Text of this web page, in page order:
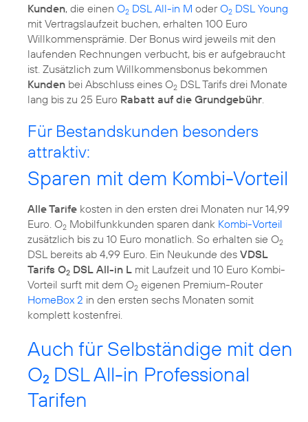
Kunden, die einen O2 DSL All-in M oderO2 DSL Young
mit Vertragslaufzeit buchen, erhalten 100 Euro
Willkommensprämie. Der Bonus wird jeweils mit den
laufenden Rechnungen verbucht, bis er aufgebraucht
ist. Zusätzlich zum Willkommensbonus bekommen
Kunden bei Abschluss eines O2 DSL Tarifs drei Monate
lang bis zu 25 Euro Rabatt auf die Grundgebühr
Für Bestandskunden besonders
attraktiv:
Sparen mit dem Kombi-Vorteil
Alle Tarife kosten in den ersten drei Monaten nur 14,99
Euro. O2 Mobilfunkkunden sparen dank Kombi-Vorteil
zusätzlich bis zu 10 Euro monatlich. So erhalten sie O2
DSL bereits ab 4,99 Euro. Ein Neukunde des VDSL
Tarifs O2 DSL All-in L mit Laufzeit und 10 Euro Kombi-
Vorteil surft mit dem O2 eigenen Premium-Router
HomeBox 2 in den ersten sechs Monaten somit
komplett kostenfrei.
Auch für Selbständige mit den
O2 DSL All-in Professional
Tarifen